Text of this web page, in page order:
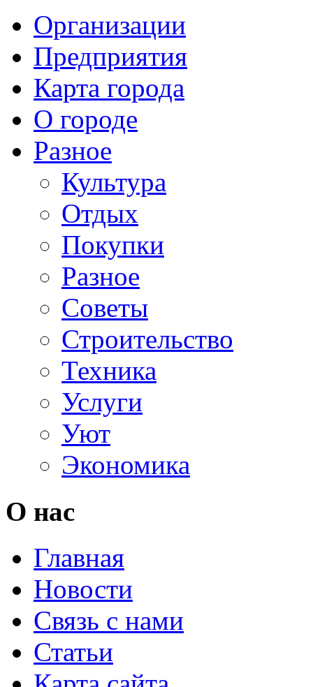
Организации
Предприятия
Карта города
О городе
Разное
Культура
Отдых
Покупки
Разное
Советы
Строительство
Техника
Услуги
Уют
Экономика
О нас
Главная
Новости
Связь с нами
Статьи